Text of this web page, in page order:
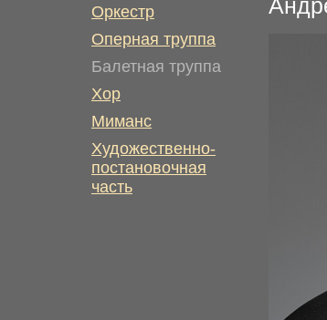
Оркестр
Оперная труппа
Балетная труппа
Хор
Миманс
Художественно-
постановочная
часть